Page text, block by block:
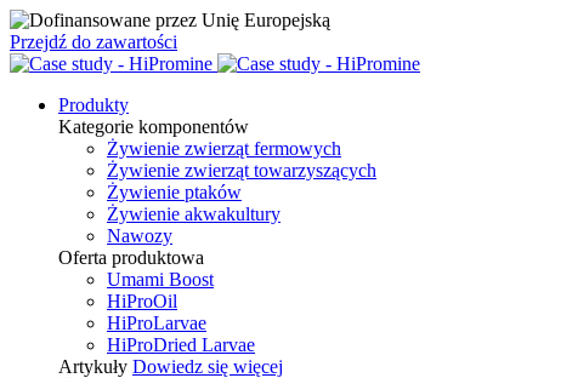
Przejdź do zawartości
Produkty
Kategorie komponentów
Żywienie zwierząt fermowych
Żywienie zwierząt towarzyszących
Żywienie ptaków
Żywienie akwakultury
Nawozy
Oferta produktowa
Umami Boost
HiProOil
HiProLarvae
HiProDried Larvae
Artykuły Dowiedz się więcej